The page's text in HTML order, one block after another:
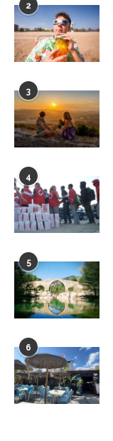
2
3
4
5
6